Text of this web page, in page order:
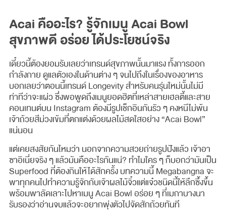
Acai คืออะไร? รู้จักเมนู Acai Bowl
สุขภาพดี อร่อย ได้ประโยชน์จริง
เดี๋ยวนี้ต้องยอมรับเลยว่าเทรนด์สุขภาพนั้นมาแรง ทั้งการออก
กำลังกาย ดูแลตัวเองในด้านต่าง ๆ จนไปถึงในเรื่องของอาหาร
บอกเลยว่าตอนนี้เทรนด์ Longevity สำหรับคนรุ่นใหม่นั้นไม่มี
ท่าทีว่าจะแผ่ว ซึ่งพอพูดถึงเมนูยอดฮิตที่เหล่าสายเฮลตี้และสาย
คอนเทนต์บน Instagram ต้องมีรูปเช็กอินกันรัว ๆ คงหนีไม่พ้น
เจ้าถ้วยสีม่วงเข้มที่ตกแต่งด้วยผลไม้สดใสอย่าง “Acai Bowl”
แน่นอน
แต่เคยสงสัยกันไหมว่า นอกจากความสวยถ่ายรูปปังแล้ว เจ้าอา
ซาอิเนี่ยจริง ๆ แล้วมันคืออะไรกันแน่? ทำไมใคร ๆ ก็บอกว่ามันเป็น
Superfood ที่ต้องกินให้ได้สักครั้ง บทความนี้ Megabangna จะ
พาทุกคนไปทำความรู้จักกับเจ้าผลไม้จิ๋วแต่แจ๋วชนิดนี้ให้ลึกซึ้งขึ้น
พร้อมพาลัดเลาะไปหาเมนู Acai Bowl อร่อย ๆ ที่เมกาบางนา
รับรองว่าอ่านจบแล้วจะอยากพุ่งตัวไปจัดสักถ้วยทันที